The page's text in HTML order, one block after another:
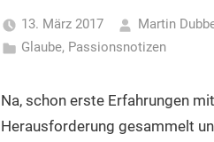
13. März 2017
Martin
Glaube, Passionsnotizen
Na, schon erste Erfahrungen
Herausforderung gesammelt